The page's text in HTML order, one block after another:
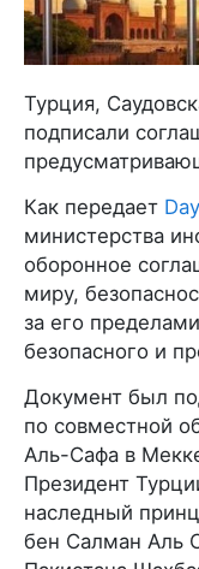
Турция,
подписали
Как передает
министерства
оборонное
миру,
за его
безопасного и
Документ был
по совместной
Аль-Сафа в
Президент
наследный
бен Салман Аль